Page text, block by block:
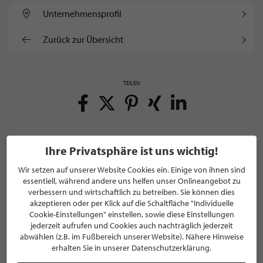
Unternehmens­profil
Zurück zur Übersicht
TEILEN
NEWSLETTER
Bleiben Sie immer UP TO DATE! Melden Sie sich jetzt für
unseren STILPUNKTE®-Newsletter an und profitieren Sie
von exklusivenNeuigkeiten, TrendsundAngeboten
Mit der Anmeldung für unseren Newsletter stimmen Sie
unserenDatenschutzbestimmungenzu. EineAbmeldung
Ihre Privatsphäre ist uns wichtig!
Wir setzen auf unserer Website Cookies ein. Einige von ihnen sind
essentiell, während andere uns helfen unser Onlineangebot zu
verbessern und wirtschaftlich zu betreiben. Sie können dies
akzeptieren oder per Klick auf die Schaltfläche "Individuelle
Cookie-Einstellungen" einstellen, sowie diese Einstellungen
jederzeit aufrufen und Cookies auch nachträglich jederzeit
abwählen (z.B. im Fußbereich unserer Website). Nähere Hinweise
erhalten Sie in unserer Datenschutzerklärung.